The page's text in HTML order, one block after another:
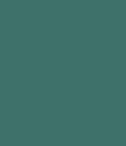
Abgleich oder die
das Löschen
Verarbeitung
ist die
personenbezogener
künftige Verarbeitung